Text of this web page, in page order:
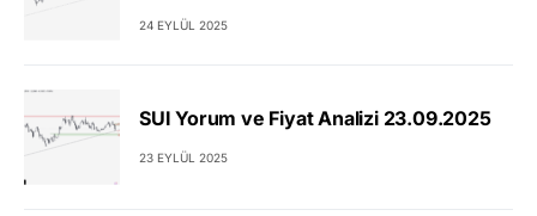
24 EYLÜL 2025
SUI Yorum ve Fiyat Analizi 23.09.2025
23 EYLÜL 2025